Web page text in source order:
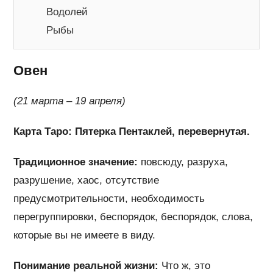
Водолей
Рыбы
Овен
(21 марта – 19 апреля)
Карта Таро: Пятерка Пентаклей, перевернутая.
Традиционное значение: повсюду, разруха,
разрушение, хаос, отсутствие
предусмотрительности, необходимость
перегруппировки, беспорядок, беспорядок, слова,
которые вы не имеете в виду.
Понимание реальной жизни: Что ж, это